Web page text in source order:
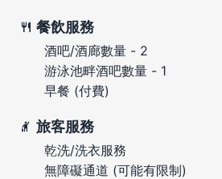
餐飲服務
酒吧/酒廊數量 - 2
游泳池畔酒吧數量 - 1
早餐 (付費)
旅客服務
乾洗/洗衣服務
無障礙通道 (可能有限制)